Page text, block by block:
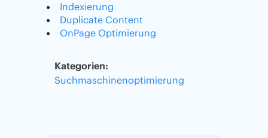
Indexierung
Duplicate Content
OnPage Optimierung
Kategorien:
Suchmaschinenoptimierung